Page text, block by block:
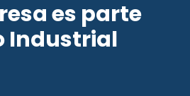
es parte
Industrial